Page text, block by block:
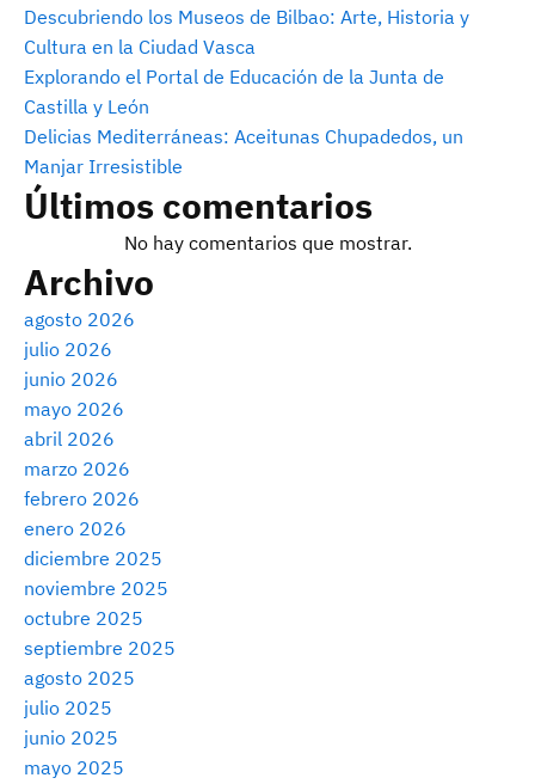
Descubriendo los Museos de Bilbao: Arte, Historia y
Cultura en la Ciudad Vasca
Explorando el Portal de Educación de la Junta de
Castilla y León
Delicias Mediterráneas: Aceitunas Chupadedos, un
Manjar Irresistible
Últimos comentarios
No hay comentarios que mostrar.
Archivo
agosto 2026
julio 2026
junio 2026
mayo 2026
abril 2026
marzo 2026
febrero 2026
enero 2026
diciembre 2025
noviembre 2025
octubre 2025
septiembre 2025
agosto 2025
julio 2025
junio 2025
mayo 2025